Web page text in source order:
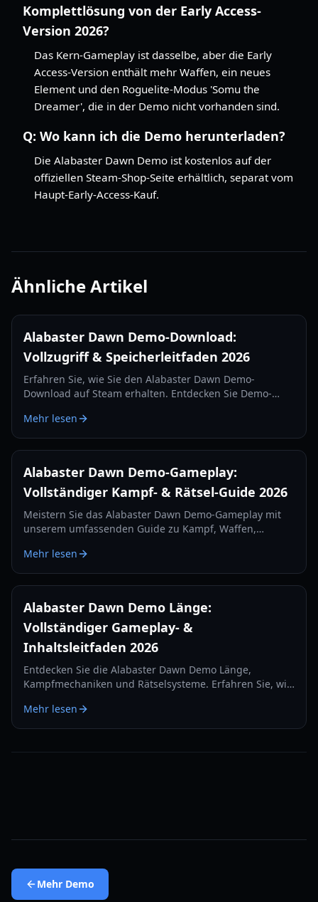
Komplettlösung von der Early Access-
Version 2026?
Das Kern-Gameplay ist dasselbe, aber die Early
Access-Version enthält mehr Waffen, ein neues
Element und den Roguelite-Modus 'Somu the
Dreamer', die in der Demo nicht vorhanden sind.
Q: Wo kann ich die Demo herunterladen?
Die Alabaster Dawn Demo ist kostenlos auf der
offiziellen Steam-Shop-Seite erhältlich, separat vom
Haupt-Early-Access-Kauf.
Ähnliche Artikel
Alabaster Dawn Demo-Download:
Vollzugriff & Speicherleitfaden 2026
Erfahren Sie, wie Sie den Alabaster Dawn Demo-
Download auf Steam erhalten. Entdecken Sie Demo-
Systemanforderungen für dieses 2.5D Action-RPG.
Mehr lesen
Alabaster Dawn Demo-Gameplay:
Vollständiger Kampf- & Rätsel-Guide 2026
Meistern Sie das Alabaster Dawn Demo-Gameplay mit
unserem umfassenden Guide zu Kampf, Waffen,
Traum“.
Mehr lesen
Alabaster Dawn Demo Länge:
Vollständiger Gameplay- &
Inhaltsleitfaden 2026
Entdecken Sie die Alabaster Dawn Demo Länge,
Kampfmechaniken und Rätselsysteme. Erfahren Sie, wie
verfügbar ist.
Mehr lesen
Mehr Demo